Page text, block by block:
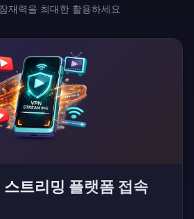
재력을 최대한 활용하세요
트리밍 플랫폼 접속